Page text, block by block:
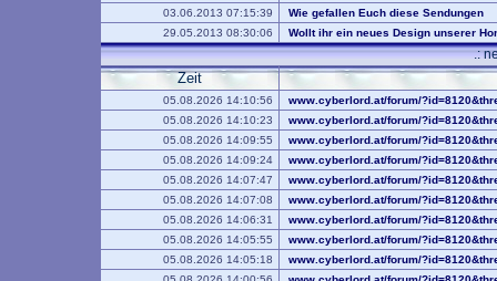
03.06.2013 07:15:39
Wie gefallen Euch diese Sendungen
29.05.2013 08:30:06
Wollt ihr ein neues Design unserer
.:
Zeit
05.08.2026 14:10:56
www.cyberlord.at/forum/
05.08.2026 14:10:23
www.cyberlord.at/forum/
05.08.2026 14:09:55
www.cyberlord.at/forum/
05.08.2026 14:09:24
www.cyberlord.at/forum/
05.08.2026 14:07:47
www.cyberlord.at/forum/
05.08.2026 14:07:08
www.cyberlord.at/forum/
05.08.2026 14:06:31
www.cyberlord.at/forum/
05.08.2026 14:05:55
www.cyberlord.at/forum/
05.08.2026 14:05:18
www.cyberlord.at/forum/